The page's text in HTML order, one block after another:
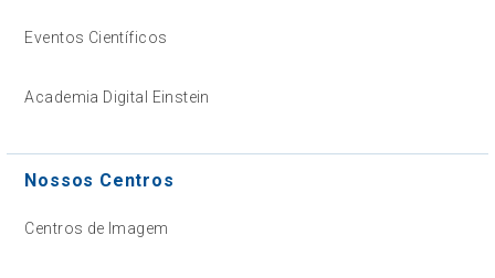
Eventos Científicos
Academia Digital Einstein
Nossos Centros
Centros de Imagem